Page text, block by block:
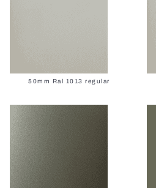
50mm Ral 1013 regular